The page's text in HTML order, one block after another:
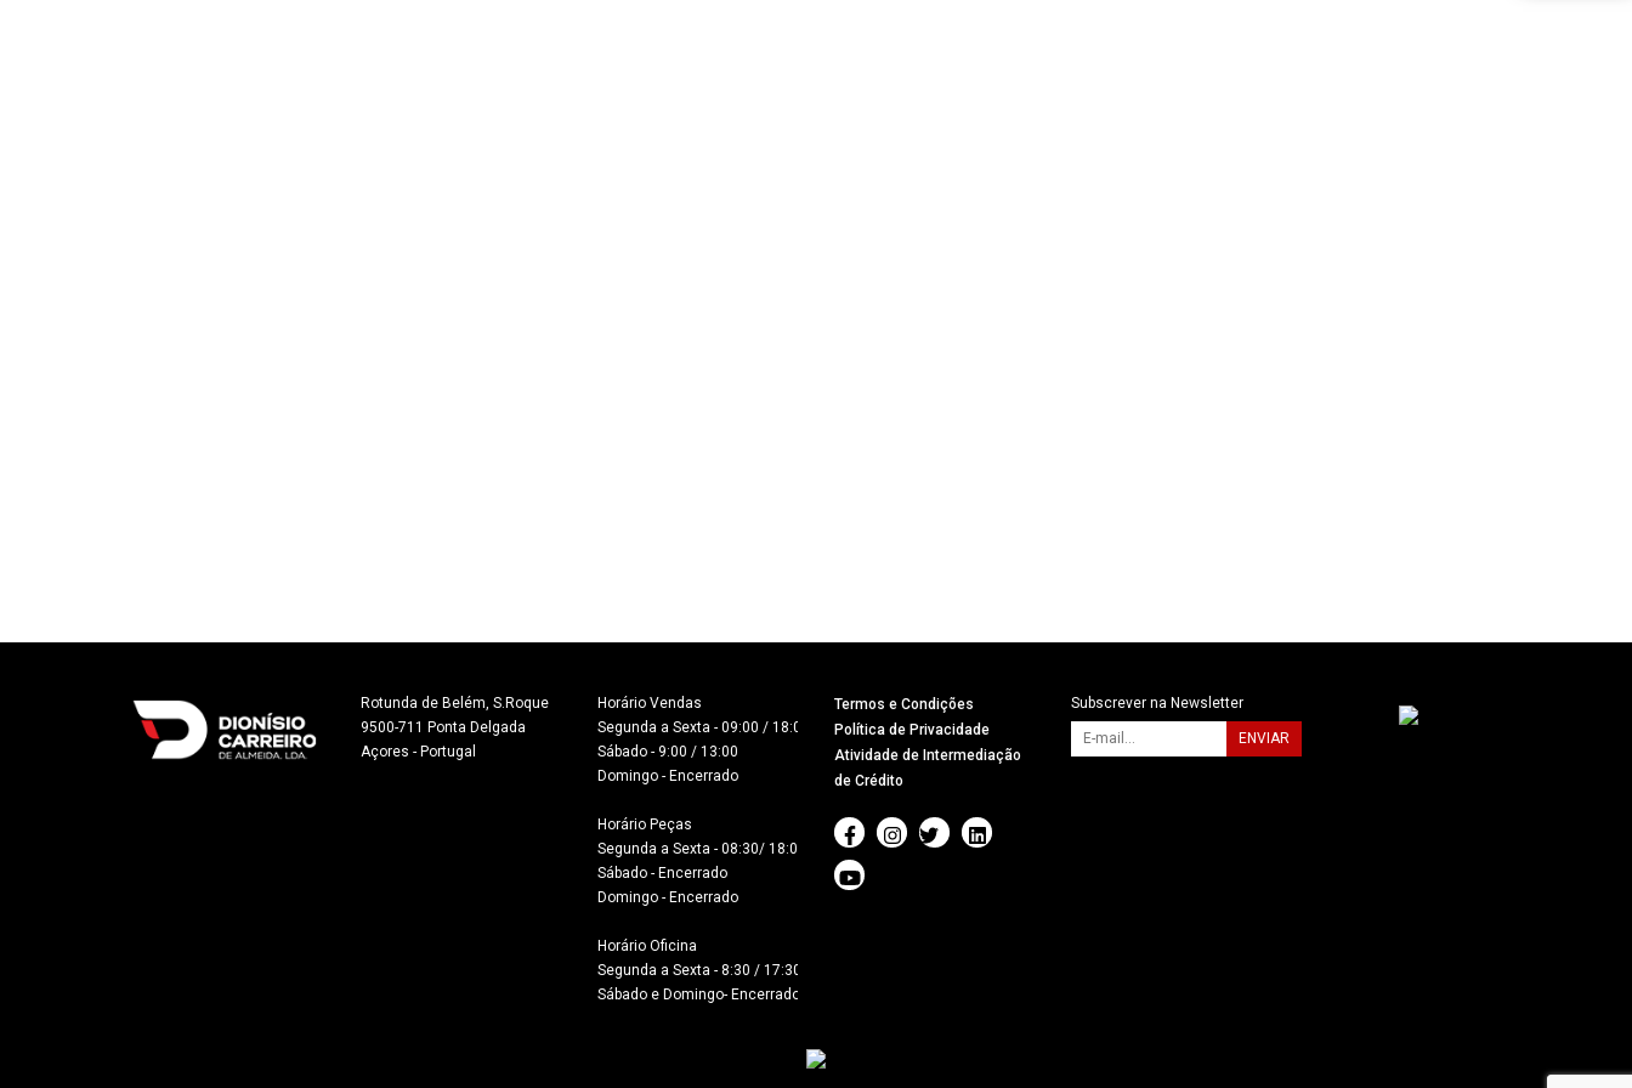
Rotunda de Belém, S.Roque
9500-711 Ponta Delgada
Açores - Portugal
Horário Vendas
Segunda a Sexta - 09:00 / 18:00
Sábado - 9:00 / 13:00
Domingo - Encerrado
Horário Peças
Segunda a Sexta - 08:30/ 18:00
Sábado - Encerrado
Domingo - Encerrado
Horário Oficina
Segunda a Sexta - 8:30 / 17:30
Sábado e Domingo- Encerrado
Termos e Condições
Política de Privacidade
Atividade de Intermediação
de Crédito
Subscrever na Newsletter
ENVIAR